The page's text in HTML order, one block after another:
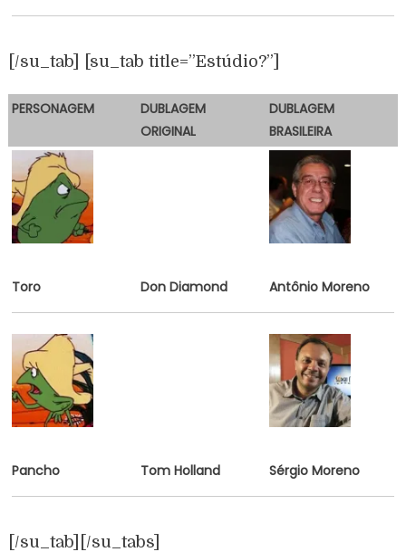
[/su_tab] [su_tab title=”Estúdio?”]
PERSONAGEM
DUBLAGEM
ORIGINAL
DUBLAGEM
BRASILEIRA
Toro Don Diamond Antônio Moreno
Pancho Tom Holland Sérgio Moreno
[/su_tab][/su_tabs]